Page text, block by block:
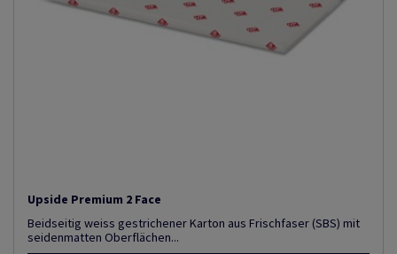
Upside Premium 2 Face
Beidseitig weiss gestrichener Karton aus Frischfaser (SBS) mit
seidenmatten Oberflächen...